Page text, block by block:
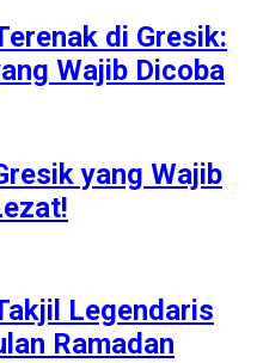
di Gresik:
Wajib Dicoba
yang Wajib
Legendaris
Ramadan